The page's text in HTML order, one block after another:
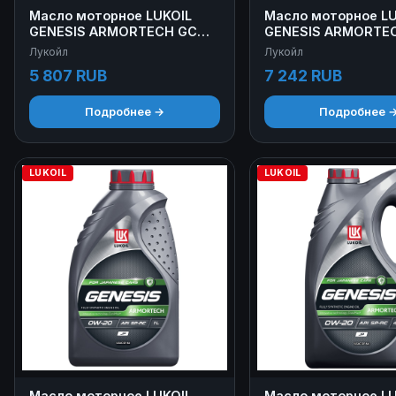
Масло моторное LUKOIL
GENESIS ARMORTECH GC
5W-30 4 л
Лукойл
5 807 RUB
Подробнее →
Масло моторное
GENESIS
5W-30 4+1 л
Лукойл
7 242 RUB
Подробнее
LUKOIL LUKOIL